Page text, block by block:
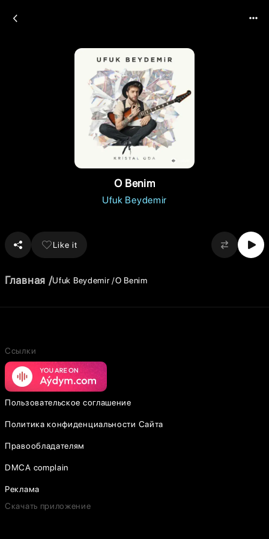
O Benim
Ufuk Beydemir
Like it
Главная Ufuk Beydemir O Benim
Ссылки
Пользовательское соглашение
Политика конфиденциальности Сайта
Правообладателям
DMCA complain
Реклама
Скачать приложение